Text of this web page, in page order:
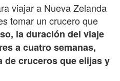
viajar a Nueva Zelanda
tomar un crucero que
la duración del viaje
a cuatro semanas,
de cruceros que elijas y